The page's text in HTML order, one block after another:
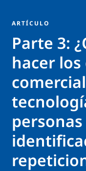
ARTÍCULO
Parte 3:
hacer